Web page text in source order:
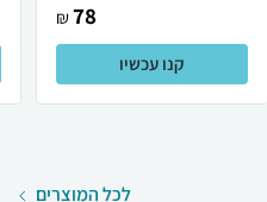
78
₪
קנו עכשיו
לכל המוצרים